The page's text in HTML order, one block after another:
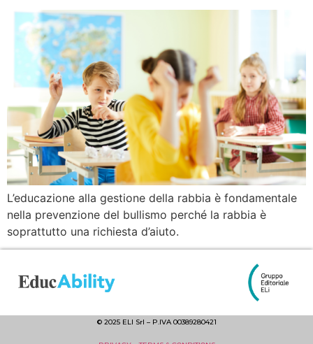
L’educazione alla gestione della rabbia è fondamentale
nella prevenzione del bullismo perché la rabbia è
soprattutto una richiesta d’aiuto.
© 2025 ELI Srl – P.IVA 00389280421